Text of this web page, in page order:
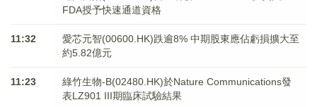
FDA授予快速通道資格
11:32
愛芯元智(00600.HK)跌逾8% 中期股東應佔虧損擴大至
約5.82億元
11:23
綠竹生物-B(02480.HK)於Nature Communications發
表LZ901 III期臨床試驗結果